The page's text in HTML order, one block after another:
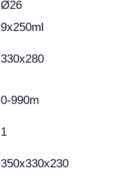
Ø26
9x250ml
330x280
0-990m
1
350x330x230